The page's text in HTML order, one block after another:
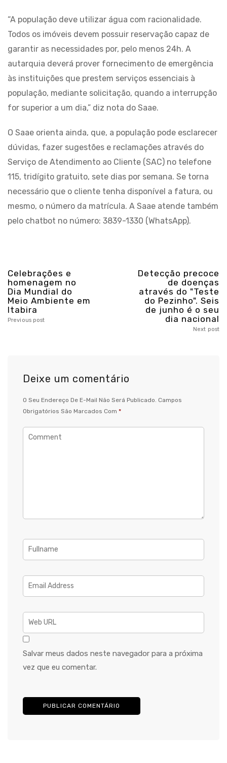
“A população deve utilizar água com racionalidade.
Todos os imóveis devem possuir reservação capaz de
garantir as necessidades por, pelo menos 24h. A
autarquia deverá prover fornecimento de emergência
às instituições que prestem serviços essenciais à
população, mediante solicitação, quando a interrupção
for superior a um dia,” diz nota do Saae.
O Saae orienta ainda, que, a população pode esclarecer
dúvidas, fazer sugestões e reclamações através do
Serviço de Atendimento ao Cliente (SAC) no telefone
115, tridígito gratuito, sete dias por semana. Se torna
necessário que o cliente tenha disponível a fatura, ou
mesmo, o número da matrícula. A Saae atende também
pelo chatbot no número: 3839-1330 (WhatsApp).
Celebrações e
homenagem no
Dia Mundial do
Meio Ambiente em
Itabira
Previous post
Detecção precoce
de doenças
através do "Teste
do Pezinho". Seis
de junho é o seu
dia nacional
Next post
Deixe um comentário
O Seu Endereço De E-Mail Não Será Publicado. Campos
Obrigatórios São Marcados Com *
Salvar meus dados neste navegador para a próxima
vez que eu comentar.